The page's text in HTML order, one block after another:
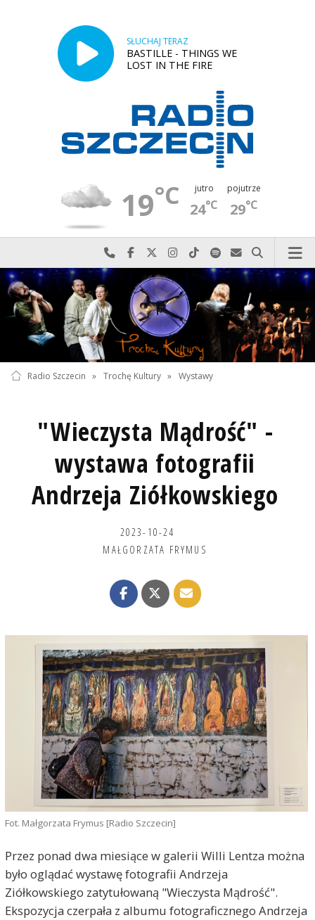
SŁUCHAJ TERAZ
BASTILLE - THINGS WE
LOST IN THE FIRE
19°C jutro
24°C
pojutrze
29°C
Najlepiej po prostu do nas zadzwoń
Odwiedź nas na Facebook-u
Odwiedź nas na X
Odwiedź nas na Instagram-ie
Odwiedź nas na TikTok-u
Szukaj nas na Spotify
Wyślij do nas
Szukaj
Radio Szczecin » Trochę Kultury » Wystawy
"Wieczysta Mądrość" -
wystawa fotografii
Andrzeja Ziółkowskiego
2023-10-24
MAŁGORZATA FRYMUS
Fot. Małgorzata Frymus [Radio Szczecin]
Przez ponad dwa miesiące w galerii Willi Lentza można
było oglądać wystawę fotografii Andrzeja
Ziółkowskiego zatytułowaną "Wieczysta Mądrość".
Ekspozycja czerpała z albumu fotograficznego Andrzeja